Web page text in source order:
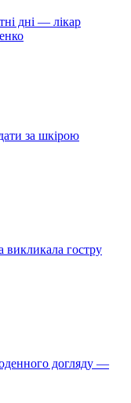
дні — лікар
за шкірою
викликала гостру
догляду —